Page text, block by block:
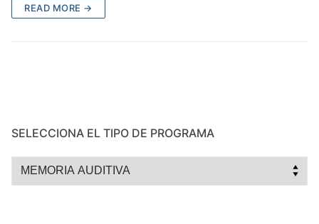
READ MORE →
SELECCIONA EL TIPO DE PROGRAMA
Selecciona